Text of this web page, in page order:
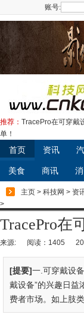
账号:
推荐： TracePro在可穿戴
单！
首页 资讯
美食 商讯
主页 > 科技网 > 资
>
TracePro在
来源: 阅读：1405
[提要]一.可穿戴设
戴设备”的兴趣日益
费者市场。如上肢